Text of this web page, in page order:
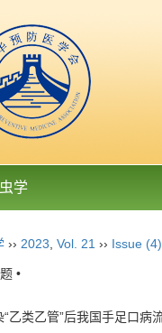
学
›› 2023 Vol. 21 ›› Issue (4)
•
乙类乙管”后我国手足口病